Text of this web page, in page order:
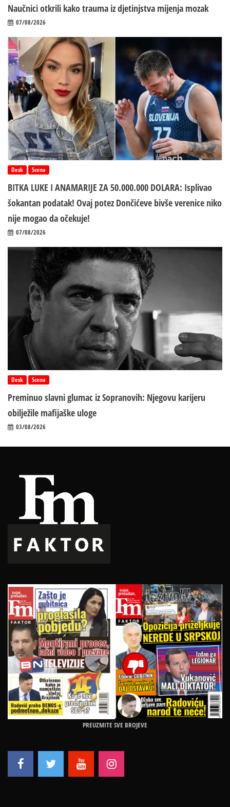
Naučnici otkrili kako trauma iz d‌jetinjstva mijenja mozak
07/08/2026
Desk Scena
BITKA LUKE I ANAMARIJE ZA 50.000.000 DOLARA: Isplivao
šokantan podatak! Ovaj potez Dončićeve bivše verenice niko
nije mogao da očekuje!
07/08/2026
Desk Scena
Preminuo slavni glumac iz Sopranovih: Njegovu karijeru
obilježile mafijaške uloge
03/08/2026
PREUZMITE SVE BROJEVE